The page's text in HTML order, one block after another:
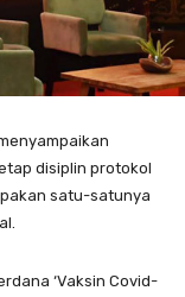
disiplin protokol
satu-satunya
‘Vaksin Covid-